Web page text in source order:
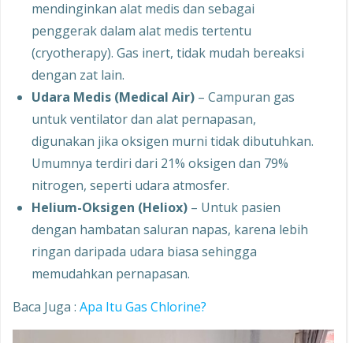
mendinginkan alat medis dan sebagai
penggerak dalam alat medis tertentu
(cryotherapy). Gas inert, tidak mudah bereaksi
dengan zat lain.
Udara Medis (Medical Air) – Campuran gas
untuk ventilator dan alat pernapasan,
digunakan jika oksigen murni tidak dibutuhkan.
Umumnya terdiri dari 21% oksigen dan 79%
nitrogen, seperti udara atmosfer.
Helium-Oksigen (Heliox) – Untuk pasien
dengan hambatan saluran napas, karena lebih
ringan daripada udara biasa sehingga
memudahkan pernapasan.
Baca Juga : Apa Itu Gas Chlorine?